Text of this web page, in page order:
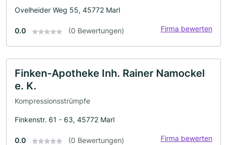
Ovelheider Weg 55, 45772 Marl
0.0 (0 Bewertungen) Firma bewerten
Finken-Apotheke Inh. Rainer Namockel
e. K.
Kompressionsstrümpfe
Finkenstr. 61 - 63, 45772 Marl
0.0 (0 Bewertungen) Firma bewerten